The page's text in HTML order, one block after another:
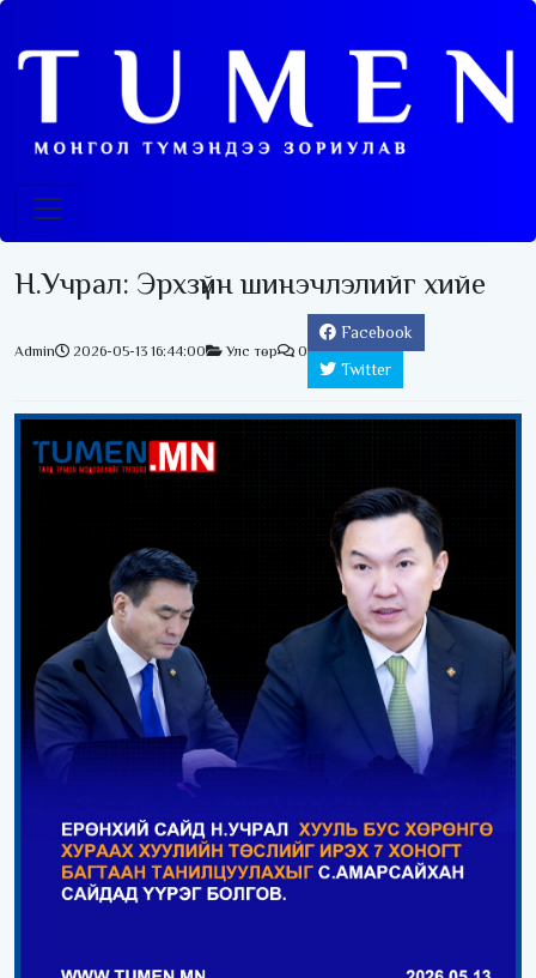
Н.Учрал: Эрхзүйн шинэчлэлийг хийе
Admin 2026-05-13 16:44:00 Улс төр 0
Facebook
Twitter